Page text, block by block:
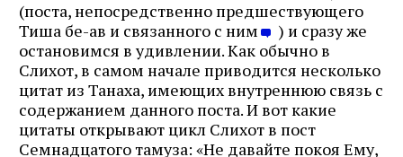
(поста, непосредственно предшествующего
Тиша бе-ав и связанного с ним
) и сразу же
остановимся в удивлении. Как обычно в
Слихот, в самом начале приводится несколько
цитат из Танаха, имеющих внутреннюю связь с
содержанием данного поста. И вот какие
цитаты открывают цикл Слихот в пост
Семнадцатого тамуза: «Не давайте покоя Ему,